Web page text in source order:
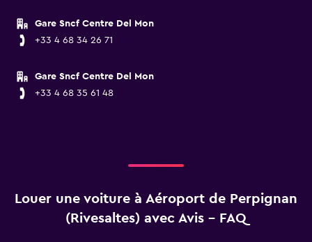
Gare Sncf Centre Del Mon
+33 4 68 34 26 71
Gare Sncf Centre Del Mon
+33 4 68 35 61 48
Louer une voiture à Aéroport de Perpignan
(Rivesaltes) avec Avis - FAQ